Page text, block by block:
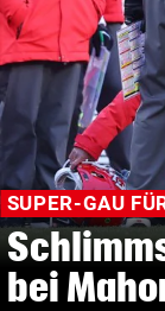
SUPER-GAU
bei